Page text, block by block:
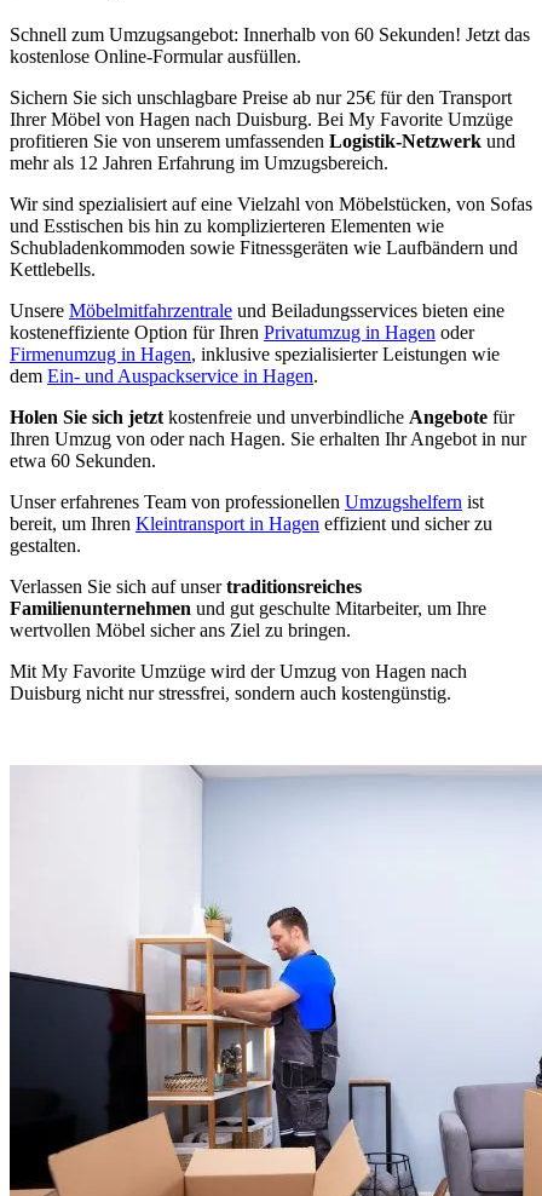
Schnell zum Umzugsangebot: Innerhalb von 60 Sekunden! Jetzt das
kostenlose Online-Formular ausfüllen.
Sichern Sie sich unschlagbare Preise ab nur 25€ für den Transport
Ihrer Möbel von Hagen nach Duisburg. Bei My Favorite Umzüge
profitieren Sie von unserem umfassenden Logistik-Netzwerk und
mehr als 12 Jahren Erfahrung im Umzugsbereich.
Wir sind spezialisiert auf eine Vielzahl von Möbelstücken, von Sofas
und Esstischen bis hin zu komplizierteren Elementen wie
Schubladenkommoden sowie Fitnessgeräten wie Laufbändern und
Kettlebells.
Unsere Möbelmitfahrzentrale und Beiladungsservices bieten eine
kosteneffiziente Option für Ihren Privatumzug in Hagen oder
Firmenumzug in Hagen, inklusive spezialisierter Leistungen wie
dem Ein- und Auspackservice in Hagen.
Holen Sie sich jetzt kostenfreie und unverbindliche Angebote für
Ihren Umzug von oder nach Hagen. Sie erhalten Ihr Angebot in nur
etwa 60 Sekunden.
Unser erfahrenes Team von professionellen Umzugshelfern ist
bereit, um Ihren Kleintransport in Hagen effizient und sicher zu
gestalten.
Verlassen Sie sich auf unsertraditionsreiches
Familienunternehmen und gut geschulte Mitarbeiter, um Ihre
wertvollen Möbel sicher ans Ziel zu bringen.
Mit My Favorite Umzüge wird der Umzug von Hagen nach
Duisburg nicht nur stressfrei, sondern auch kostengünstig.